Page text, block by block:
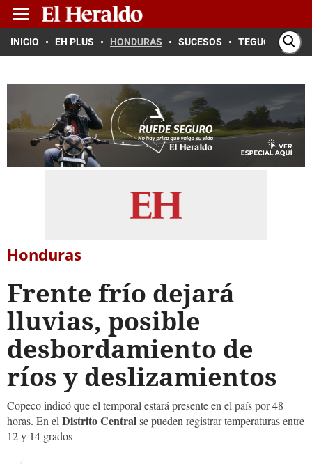
INICIO EH PLUS HONDURAS SUCESOS TEGUCIGALPA
Honduras
Frente frío dejará
lluvias, posible
desbordamiento de
ríos y deslizamientos
Copeco indicó que el temporal estará presente en el país por 48
horas. En el Distrito Centralse pueden registrar temperaturas entre
12 y 14 grados